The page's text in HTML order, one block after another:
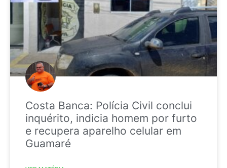
Costa Banca: Polícia Civil conclui
inquérito, indicia homem por furto
e recupera aparelho celular em
Guamaré